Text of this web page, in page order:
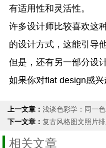
有适用性和灵活性。
许多设计师比较喜欢这
的设计方式，这能引导
但是，还有另一部分设
如果你对flat design感
上一文章： 浅谈色彩学：同一
下一文章： 复古风格图文照片
相关文章